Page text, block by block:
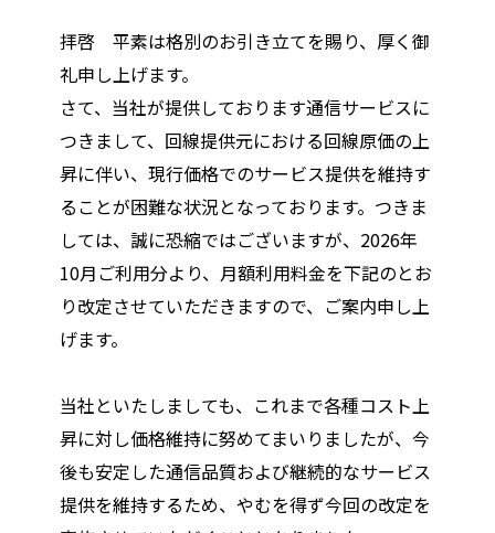
拝啓 平素は格別のお引き⽴てを賜り、厚く御
礼申し上げます。
さて、当社が提供しております通信サービスに
つきまして、回線提供元における回線原価の上
昇に伴い、現行価格でのサービス提供を維持す
ることが困難な状況となっております。つきま
しては、誠に恐縮ではございますが、2026年
10月ご利用分より、月額利用料金を下記のとお
り改定させていただきますので、ご案内申し上
げます。
当社といたしましても、これまで各種コスト上
昇に対し価格維持に努めてまいりましたが、今
後も安定した通信品質および継続的なサービス
提供を維持するため、やむを得ず今回の改定を